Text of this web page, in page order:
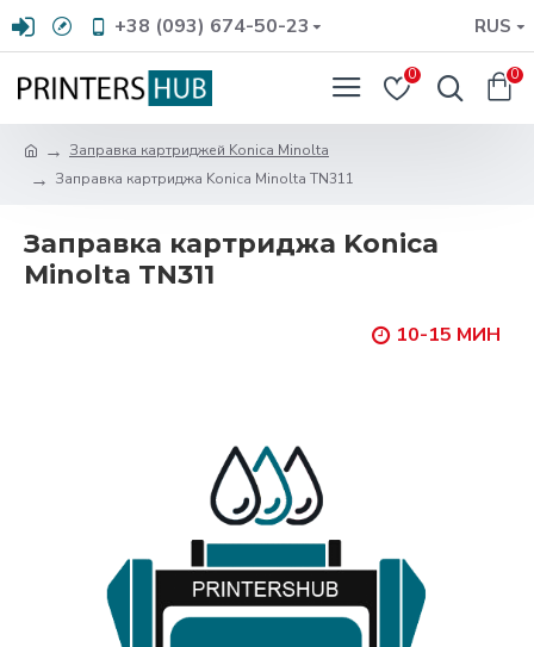
+38 (093) 674-50-23 RUS
0 0
Заправка картриджей Konica Minolta
Заправка картриджа Konica Minolta TN311
Заправка картриджа Konica
Minolta TN311
10-15 МИН